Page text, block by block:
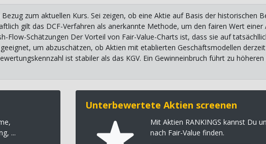
zum aktuellen Kurs. Sei zeigen, ob eine Aktie auf Basis der historischen
gilt das DCF-Verfahren als anerkannte Methode, um den fairen Wert einer
Flow-Schätzungen Der Vorteil von Fair-Value-Charts ist, dass sie auf
um abzuschätzen, ob Aktien mit etablierten Geschäftsmodellen
ist stabiler als das KGV. Ein Gewinneinbruch führt zu
...
Unterbewertete Aktien screenen
Mit Aktien RANKINGS kannst Du
nach Fair-Value finden.